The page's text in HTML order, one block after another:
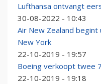
Lufthansa ontvangt
30-08-2022 - 10:43
Air New Zealand begint
New York
22-10-2019 - 19:57
Boeing verkoopt twee
22-10-2019 - 19:18